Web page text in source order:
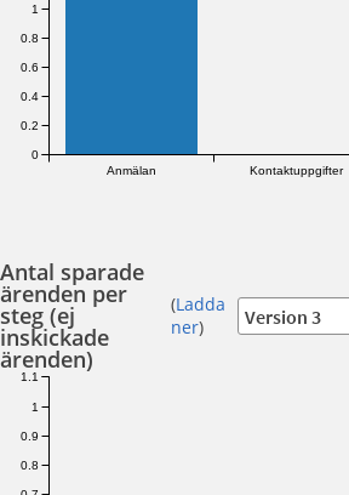
Anmälan Kontaktuppgifter
0
0.2
0.4
0.6
0.8
1
Antal sparade
ärenden per
steg (ej
inskickade
ärenden)
(Ladda
ner)
0.8
0.9
1
1.1